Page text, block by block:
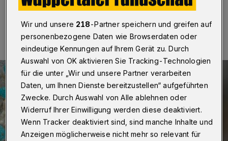
Wir und unsere 218-Partner speichern und greifen auf
personenbezogene Daten wie Browserdaten oder
eindeutige Kennungen auf Ihrem Gerät zu. Durch
Auswahl von OK aktivieren Sie Tracking-Technologien
für die unter „Wir und unsere Partner verarbeiten
Daten, um Ihnen Dienste bereitzustellen“ aufgeführten
Zwecke. Durch Auswahl von Alle ablehnen oder
Widerruf Ihrer Einwilligung werden diese deaktiviert.
Wenn Tracker deaktiviert sind, sind manche Inhalte und
Anzeigen möglicherweise nicht mehr so relevant für